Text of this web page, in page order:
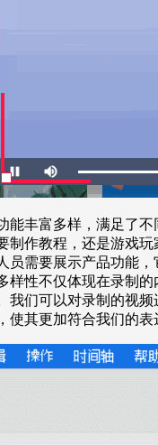
能丰富多样，满足了
制作教程，还是游戏
员需要展示产品功能
样性不仅体现在录制的
我们可以对录制的视
使其更加符合我们的表